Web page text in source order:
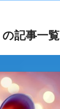
の記事一覧